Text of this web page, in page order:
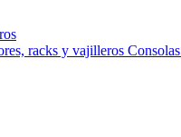
racks y vajilleros Consolas